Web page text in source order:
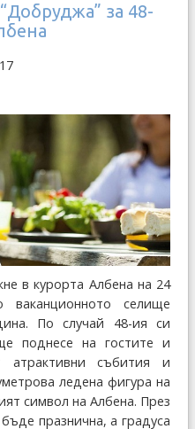
за 48-
в курорта Албена на 24
ваканционното селище
По случай 48-ия си
поднесе на гостите и
събития и
ледена фигура на
символ на Албена. През
празнична, а градуса